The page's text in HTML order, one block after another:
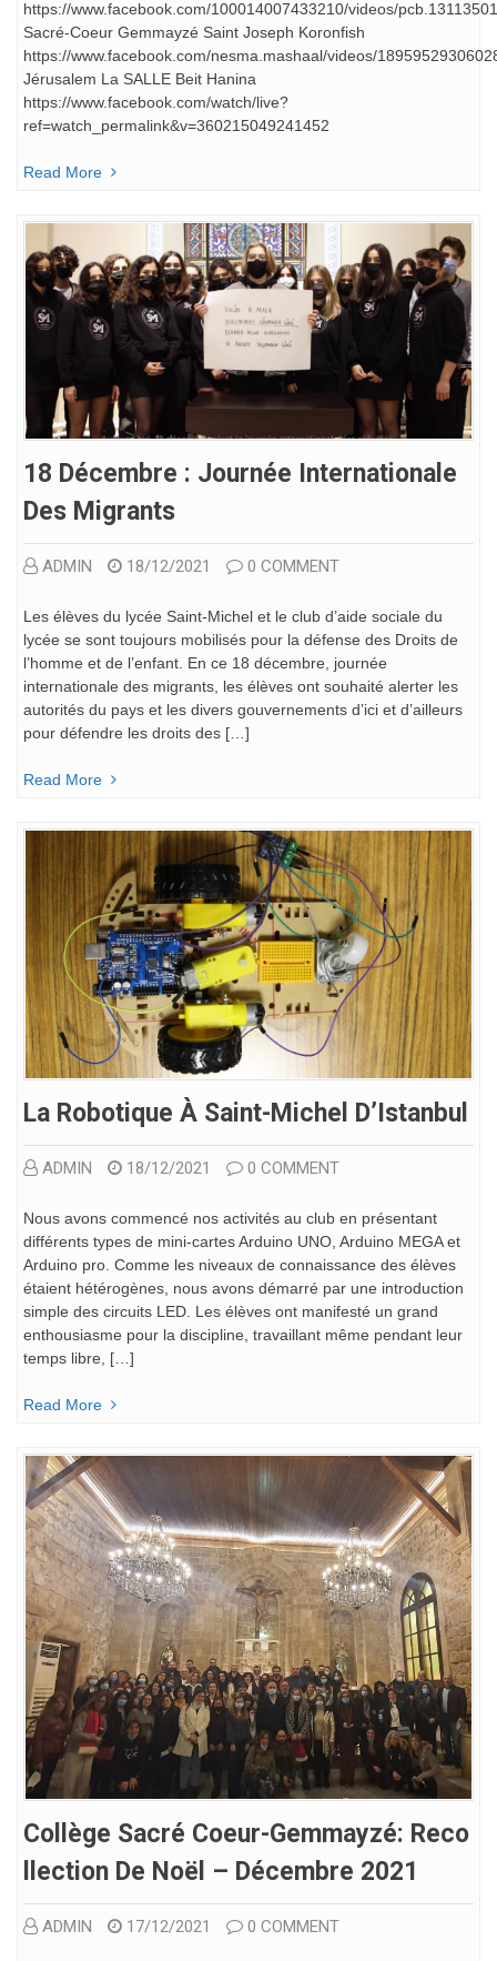
https://www.facebook.com/100014007433210/videos/
Sacré-Coeur Gemmayzé Saint Joseph Koronfish
https://www.facebook.com/nesma.mashaal/videos/
Jérusalem La SALLE Beit Hanina
https://www.facebook.com/watch/live?
ref=watch_permalink&v=360215049241452
Read More
18 Décembre : Journée Internationale
Des Migrants
ADMIN 18/12/2021 0 COMMENT
Les élèves du lycée Saint-Michel et le club d’aide sociale du
lycée se sont toujours mobilisés pour la défense des Droits de
l’homme et de l’enfant. En ce 18 décembre, journée
internationale des migrants, les élèves ont souhaité alerter les
autorités du pays et les divers gouvernements d’ici et d’ailleurs
pour défendre les droits des […]
Read More
La Robotique À Saint-Michel D’Istanbul
ADMIN 18/12/2021 0 COMMENT
Nous avons commencé nos activités au club en présentant
différents types de mini-cartes Arduino UNO, Arduino MEGA et
Arduino pro. Comme les niveaux de connaissance des élèves
étaient hétérogènes, nous avons démarré par une introduction
simple des circuits LED. Les élèves ont manifesté un grand
enthousiasme pour la discipline, travaillant même pendant leur
temps libre, […]
Read More
Collège Sacré Coeur-Gemmayzé: Reco
Llection De Noël – Décembre 2021
ADMIN 17/12/2021 0 COMMENT